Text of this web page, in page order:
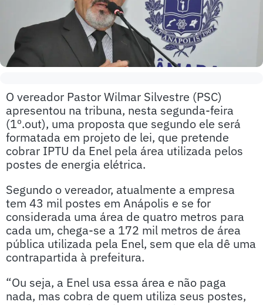
O vereador Pastor Wilmar Silvestre (PSC)
apresentou na tribuna, nesta segunda-feira
(1º.out), uma proposta que segundo ele será
formatada em projeto de lei, que pretende
cobrar IPTU da Enel pela área utilizada pelos
postes de energia elétrica.
Segundo o vereador, atualmente a empresa
tem 43 mil postes em Anápolis e se for
considerada uma área de quatro metros para
cada um, chega-se a 172 mil metros de área
pública utilizada pela Enel, sem que ela dê uma
contrapartida à prefeitura.
“Ou seja, a Enel usa essa área e não paga
nada, mas cobra de quem utiliza seus postes,